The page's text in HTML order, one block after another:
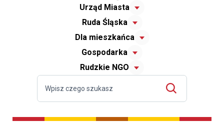
Urząd Miasta
Ruda Śląska
Dla mieszkańca
Gospodarka
Rudzkie NGO